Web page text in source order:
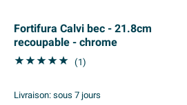
Fortifura Calvi bec - 21.8cm
recoupable - chrome
(1)
Livraison:sous 7 jours